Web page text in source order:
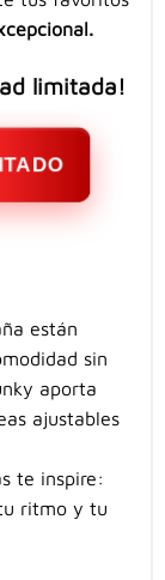
limitada!
están
sin
aporta
ajustables
te inspire:
ritmo y tu